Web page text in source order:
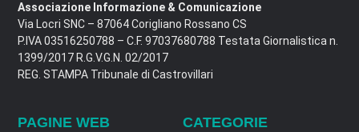
Associazione Informazione & Comunicazione
Via Locri SNC – 87064 Corigliano Rossano CS
P.IVA 03516250788 – C.F. 97037680788 Testata Giornalistica n.
1399/2017 R.G.V.G.N. 02/2017
REG. STAMPA Tribunale di Castrovillari
PAGINE WEB CATEGORIE